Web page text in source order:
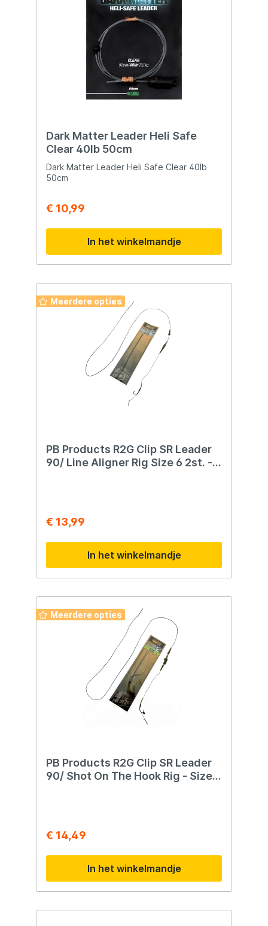
Dark Matter Leader Heli Safe
Clear 40lb 50cm
Dark Matter Leader Heli Safe Clear 40lb
50cm
€ 10,99
In het winkelmandje
Meerdere opties
PB Products R2G Clip SR Leader
90/ Line Aligner Rig Size 6 2st. -
€ 13,99
In het winkelmandje
Meerdere opties
PB Products R2G Clip SR Leader
90/ Shot On The Hook Rig - Size 4
€ 14,49
In het winkelmandje